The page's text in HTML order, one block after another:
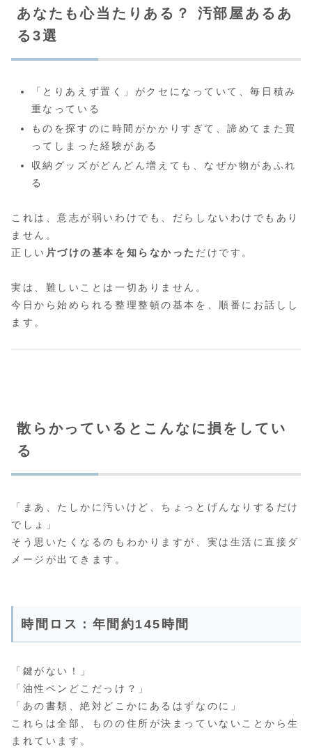
あなたも心当たりある？ 汚部屋あるあ
る3選
「とりあえず置く」がクセになっていて、毎日積み
重なっている
ものを探すのに時間がかかりすぎて、諦めてまた買
ってしまった経験がある
収納グッズがどんどん増えても、なぜか物があふれ
る
これは、意志が弱いわけでも、だらしないわけでもあり
ません。
正しい 片づけの基本を知らなかった だけです。
実は、難しいことは一切ありません。
今日から始められる整理整頓の基本を、順番にお話しし
ます。
散らかっているとこんなに損をしてい
る
「まあ、たしかに汚いけど、ちょっとげんなりするだけ
でしょ」
そう思いたくなるのもわかりますが、実は生活に直接ダ
メージが出てきます。
時間ロス：年間約145時間
「鍵がない！」
「油性ペンどこだっけ？」
「あの書類、絶対どこかにあるはずなのに」
これらは全部、ものの住所が決まっていないことから生
まれています。